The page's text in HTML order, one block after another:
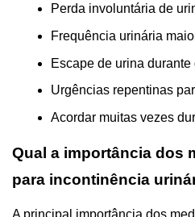
Perda involuntária de
Frequência urinária
Escape de urina durante
Urgências repentinas
Acordar muitas vezes
Qual a importância dos
para incontinência